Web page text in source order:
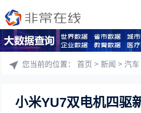
您当前的位置：首页 >新闻 >汽车
小米YU7双电机四驱